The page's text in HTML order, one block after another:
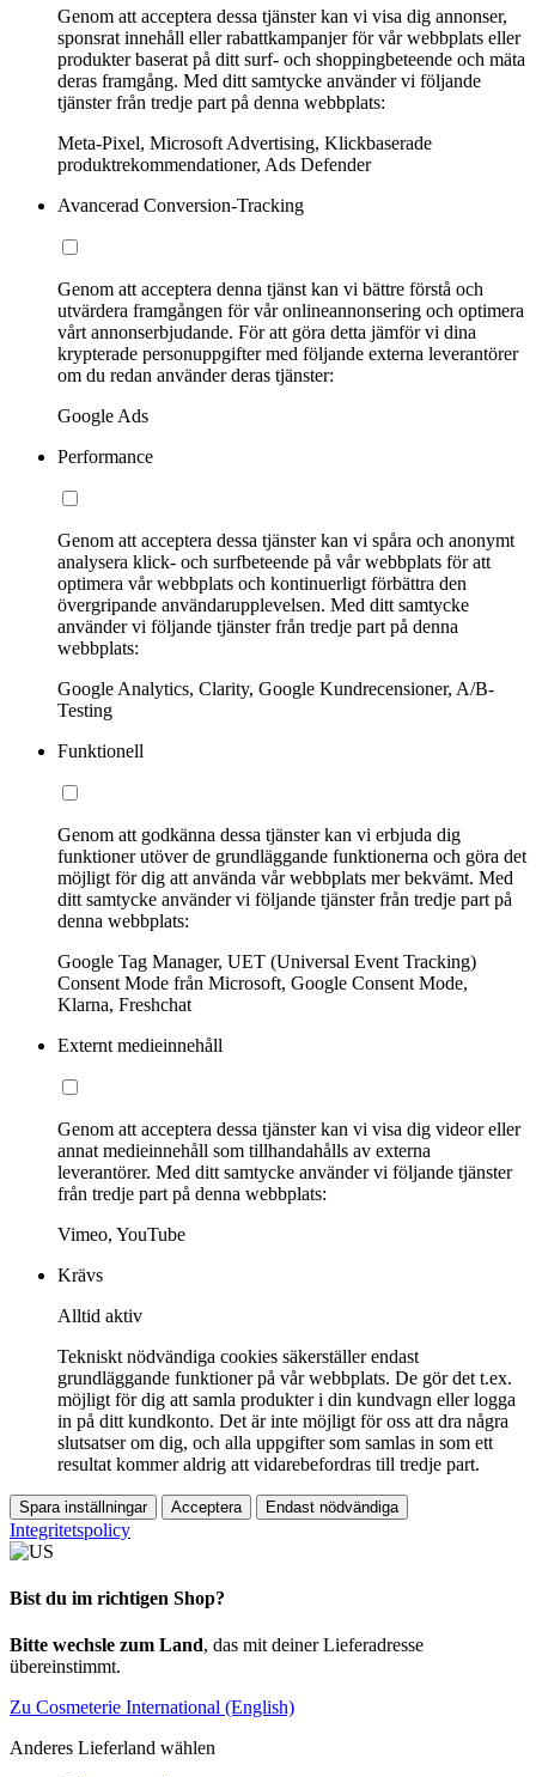
Genom att acceptera dessa tjänster kan vi visa dig annonser,
sponsrat innehåll eller rabattkampanjer för vår webbplats eller
produkter baserat på ditt surf- och shoppingbeteende och mäta
deras framgång. Med ditt samtycke använder vi följande
tjänster från tredje part på denna webbplats:
Meta-Pixel, Microsoft Advertising, Klickbaserade
produktrekommendationer, Ads Defender
Avancerad Conversion-Tracking
Genom att acceptera denna tjänst kan vi bättre förstå och
utvärdera framgången för vår onlineannonsering och optimera
vårt annonserbjudande. För att göra detta jämför vi dina
krypterade personuppgifter med följande externa leverantörer
om du redan använder deras tjänster:
Google Ads
Performance
Genom att acceptera dessa tjänster kan vi spåra och anonymt
analysera klick- och surfbeteende på vår webbplats för att
optimera vår webbplats och kontinuerligt förbättra den
övergripande användarupplevelsen. Med ditt samtycke
använder vi följande tjänster från tredje part på denna
webbplats:
Google Analytics, Clarity, Google Kundrecensioner, A/B-
Testing
Funktionell
Genom att godkänna dessa tjänster kan vi erbjuda dig
funktioner utöver de grundläggande funktionerna och göra det
möjligt för dig att använda vår webbplats mer bekvämt. Med
ditt samtycke använder vi följande tjänster från tredje part på
denna webbplats:
Google Tag Manager, UET (Universal Event Tracking)
Consent Mode från Microsoft, Google Consent Mode,
Klarna, Freshchat
Externt medieinnehåll
Genom att acceptera dessa tjänster kan vi visa dig videor eller
annat medieinnehåll som tillhandahålls av externa
leverantörer. Med ditt samtycke använder vi följande tjänster
från tredje part på denna webbplats:
Vimeo, YouTube
Krävs
Alltid aktiv
Tekniskt nödvändiga cookies säkerställer endast
grundläggande funktioner på vår webbplats. De gör det t.ex.
möjligt för dig att samla produkter i din kundvagn eller logga
in på ditt kundkonto. Det är inte möjligt för oss att dra några
slutsatser om dig, och alla uppgifter som samlas in som ett
resultat kommer aldrig att vidarebefordras till tredje part.
Spara inställningar Acceptera Endast nödvändiga
Integritetspolicy
Bist du im richtigen Shop?
Bitte wechsle zum Land, das mit deiner Lieferadresse
übereinstimmt.
Zu Cosmeterie International (English)
Anderes Lieferland wählen